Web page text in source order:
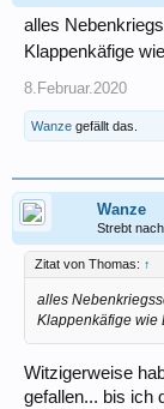
alles
Klappenkäfige
8.Februar.2020
Wanze gefällt das.
Wanze
Strebt
Zitat von Thomas: ↑
alles
Klappenkäfige wie
Witzigerweise
gefallen... bis ich